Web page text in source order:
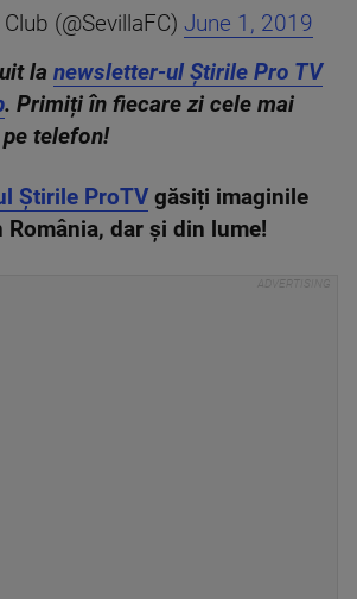
(@SevillaFC) June 1, 2019
la newsletter-ul Știrile Pro TV
. Primiți în fiecare zi cele mai
telefon!
Știrile ProTV găsiți imaginile
dar și din lume!